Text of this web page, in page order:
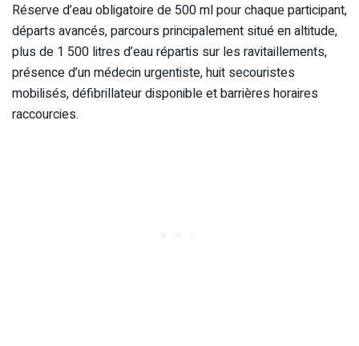
Réserve d’eau obligatoire de 500 ml pour chaque participant,
départs avancés, parcours principalement situé en altitude,
plus de 1 500 litres d’eau répartis sur les ravitaillements,
présence d’un médecin urgentiste, huit secouristes
mobilisés, défibrillateur disponible et barrières horaires
raccourcies.